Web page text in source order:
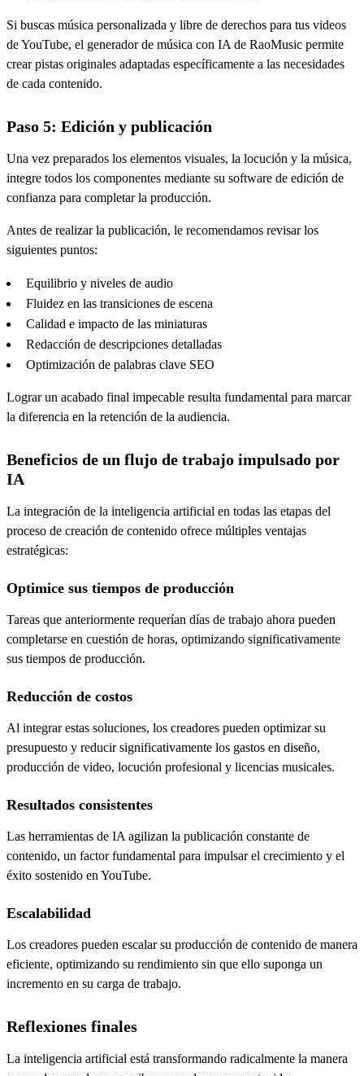
Si buscas música personalizada y libre de derechos para tus videos
de YouTube, el generador de música con IA de RaoMusic permite
crear pistas originales adaptadas específicamente a las necesidades
de cada contenido.
Paso 5: Edición y publicación
Una vez preparados los elementos visuales, la locución y la música,
integre todos los componentes mediante su software de edición de
confianza para completar la producción.
Antes de realizar la publicación, le recomendamos revisar los
siguientes puntos:
Equilibrio y niveles de audio
Fluidez en las transiciones de escena
Calidad e impacto de las miniaturas
Redacción de descripciones detalladas
Optimización de palabras clave SEO
Lograr un acabado final impecable resulta fundamental para marcar
la diferencia en la retención de la audiencia.
Beneficios de un flujo de trabajo impulsado por
IA
La integración de la inteligencia artificial en todas las etapas del
proceso de creación de contenido ofrece múltiples ventajas
estratégicas:
Optimice sus tiempos de producción
Tareas que anteriormente requerían días de trabajo ahora pueden
completarse en cuestión de horas, optimizando significativamente
sus tiempos de producción.
Reducción de costos
Al integrar estas soluciones, los creadores pueden optimizar su
presupuesto y reducir significativamente los gastos en diseño,
producción de video, locución profesional y licencias musicales.
Resultados consistentes
Las herramientas de IA agilizan la publicación constante de
contenido, un factor fundamental para impulsar el crecimiento y el
éxito sostenido en YouTube.
Escalabilidad
Los creadores pueden escalar su producción de contenido de manera
eficiente, optimizando su rendimiento sin que ello suponga un
incremento en su carga de trabajo.
Reflexiones finales
La inteligencia artificial está transformando radicalmente la manera